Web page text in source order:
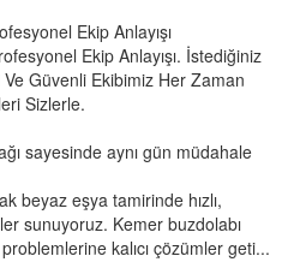
Ekip Anlayışı
Ekip Anlayışı. İstediğiniz
Güvenli Ekibimiz Her Zaman
Sizlerle.
sayesinde aynı gün müdahale
beyaz eşya tamirinde hızlı,
sunuyoruz. Kemer buzdolabı
kalıcı çözümler geti...